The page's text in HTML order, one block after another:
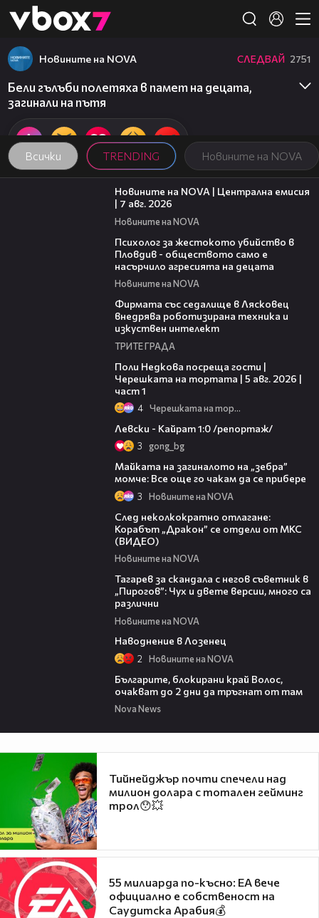
👾
Всички TRENDING Новините на NOVA
Новините на NOVA СЛЕДВАЙ 2751
Бели гълъби полетяха в памет на децата,
загинали на пътя
45:26
Новините на NOVA | Централна емисия
| 7 авг. 2026
Новините на NOVA
Психолог за жестокото убийство в
Пловдив - обществото само е
насърчило агресията на децата
Новините на NOVA
Фирмата със седалище в Лясковец
внедрява роботизирана техника и
изкуствен интелект
ТРИТЕ ГРАДА
Поли Недкова посреща гости |
Черешката на тортата | 5 авг. 2026 |
част 1
4 Черешката на тортата
Левски - Кайрат 1:0 /репортаж/
3 gong_bg
Майката на загиналото на „зебра”
момче: Все още го чакам да се прибере
3 Новините на NOVA
След неколкократно отлагане:
Корабът „Дракон” се отдели от МКС
(ВИДЕО)
Новините на NOVA
Тагарев за скандала с негов съветник в
„Пирогов”: Чух и двете версии, много са
различни
Новините на NOVA
Наводнение в Лозенец
2 Новините на NOVA
Българите, блокирани край Волос,
очакват до 2 дни да тръгнат от там
Nova News
Тийнейджър почти спечели над
милион долара с тотален гейминг
трол😯💥
55 милиарда по-късно: EA вече
официално е собственост на
Саудитска Арабия💰